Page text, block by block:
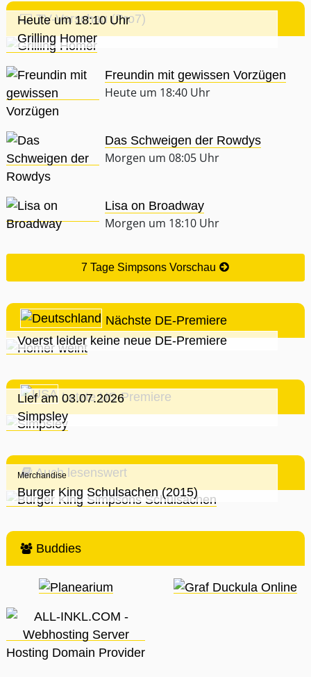
TV-Vorschau (Pro7)
Heute um 18:10 Uhr
Grilling Homer
Freundin mit gewissen Vorzügen
Heute um 18:40 Uhr
Das Schweigen der Rowdys
Morgen um 08:05 Uhr
Lisa on Broadway
Morgen um 18:10 Uhr
7 Tage Simpsons Vorschau
Nächste DE-Premiere
Voerst leider keine neue DE-Premiere
Letzte US-Premiere
Lief am 03.07.2026
Simpsley
Auch lesenswert
Merchandise
Burger King Schulsachen (2015)
Buddies